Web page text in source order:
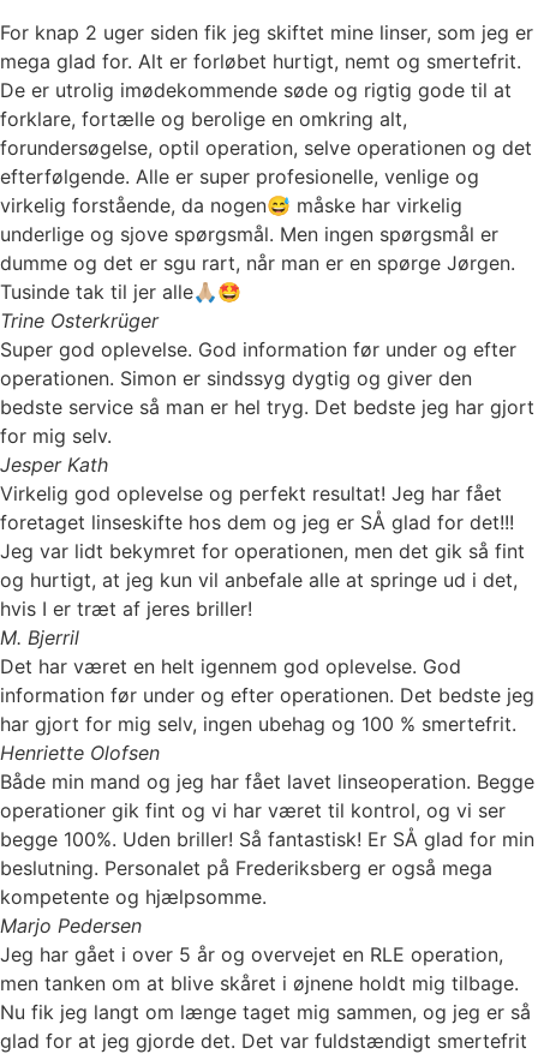
For knap 2 uger siden fik jeg skiftet mine linser, som jeg er
mega glad for. Alt er forløbet hurtigt, nemt og smertefrit.
De er utrolig imødekommende søde og rigtig gode til at
forklare, fortælle og berolige en omkring alt,
forundersøgelse, optil operation, selve operationen og det
efterfølgende. Alle er super profesionelle, venlige og
virkelig forstående, da nogen😅 måske har virkelig
underlige og sjove spørgsmål. Men ingen spørgsmål er
dumme og det er sgu rart, når man er en spørge Jørgen.
Tusinde tak til jer alle🙏🏼🤩
Trine Osterkrüger
Super god oplevelse. God information før under og efter
operationen. Simon er sindssyg dygtig og giver den
bedste service så man er hel tryg. Det bedste jeg har gjort
for mig selv.
Jesper Kath
Virkelig god oplevelse og perfekt resultat! Jeg har fået
foretaget linseskifte hos dem og jeg er SÅ glad for det!!!
Jeg var lidt bekymret for operationen, men det gik så fint
og hurtigt, at jeg kun vil anbefale alle at springe ud i det,
hvis I er træt af jeres briller!
M. Bjerril
Det har været en helt igennem god oplevelse. God
information før under og efter operationen. Det bedste jeg
har gjort for mig selv, ingen ubehag og 100 % smertefrit.
Henriette Olofsen
Både min mand og jeg har fået lavet linseoperation. Begge
operationer gik fint og vi har været til kontrol, og vi ser
begge 100%. Uden briller! Så fantastisk! Er SÅ glad for min
beslutning. Personalet på Frederiksberg er også mega
kompetente og hjælpsomme.
Marjo Pedersen
Jeg har gået i over 5 år og overvejet en RLE operation,
men tanken om at blive skåret i øjnene holdt mig tilbage.
Nu fik jeg langt om længe taget mig sammen, og jeg er så
glad for at jeg gjorde det. Det var fuldstændigt smertefrit